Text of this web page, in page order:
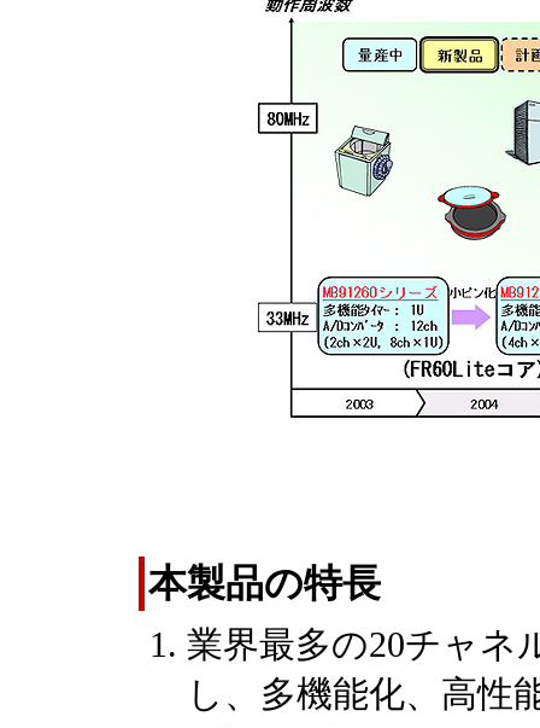
本製品の特長
業界最多の20チャネ
し、多機能化、高性